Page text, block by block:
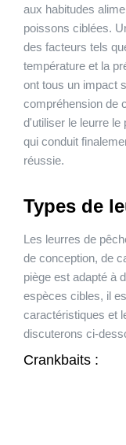
aux habitudes
poissons ciblées.
des facteurs tels
température et la
ont tous un impact
compréhension de
d'utiliser le leurre le
qui conduit
réussie.
Types de
Les leurres de
de conception, de
piège est adapté à
espèces cibles, il
caractéristiques et
discuterons ci-
Crankbaits :